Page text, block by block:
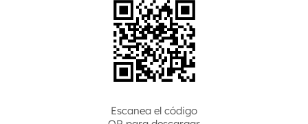
Escanea el código